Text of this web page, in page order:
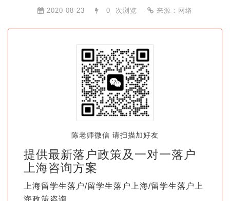
2020-08-23 0 次浏览 来源：网络
陈老师微信 请扫描加好友
提供最新落户政策及一对一落户
上海咨询方案
上海留学生落户/留学生落户上海/留学生落户上
海政策咨询